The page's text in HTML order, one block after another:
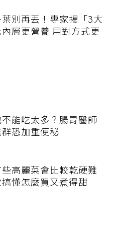
別再丟！專家揭「3大
層更營養 用對方式更
能吃太多？腸胃醫師
恐加重便秘
高麗菜會比較乾硬難
懂怎麼買又煮得甜